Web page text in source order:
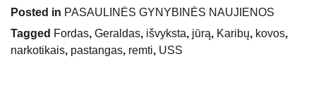
Posted in PASAULINĖS GYNYBINĖS NAUJIENOS
Tagged Fordas, Geraldas, išvyksta, jūrą, Karibų, kovos,
narkotikais, pastangas, remti, USS